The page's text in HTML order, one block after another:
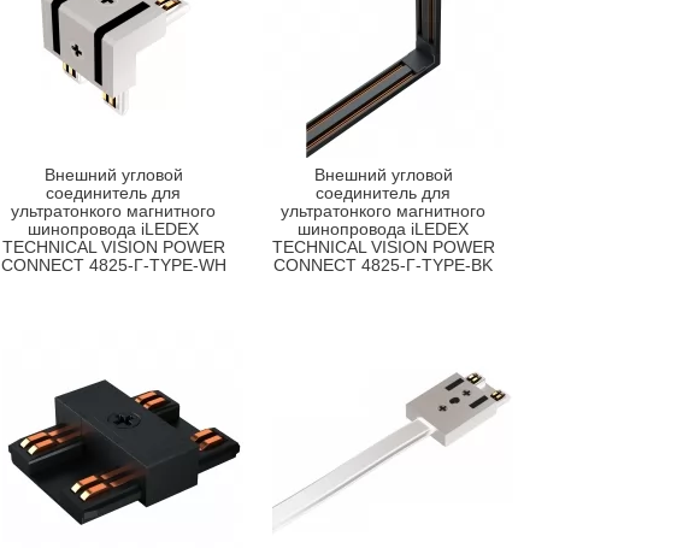
Внешний угловой
соединитель для
ультратонкого магнитного
шинопровода iLEDEX
TECHNICAL VISION POWER
CONNECT 4825-Г-TYPE-WH
Внешний угловой
соединитель для
ультратонкого магнитного
шинопровода iLEDEX
TECHNICAL VISION POWER
CONNECT 4825-Г-TYPE-BK